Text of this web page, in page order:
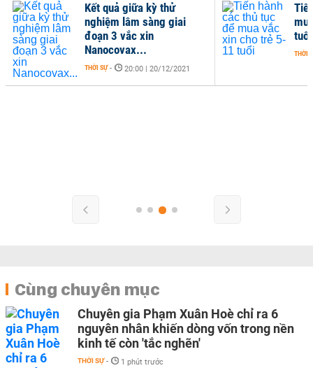
tuổi
THỜI
Kết quả giữa kỳ thử
nghiệm lâm sàng giai
đoạn 3 vắc xin
Nanocovax...
THỜI SỰ - 20:00 | 20/12/2021
Cùng chuyên mục
Chuyên gia Phạm Xuân Hoè chỉ ra 6
nguyên nhân khiến dòng vốn trong nền
kinh tế còn 'tắc nghẽn'
THỜI SỰ - 1 phút trước